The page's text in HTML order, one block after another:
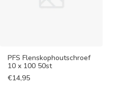
PFS Flenskophoutschroef
10 x 100 50st
€14,95